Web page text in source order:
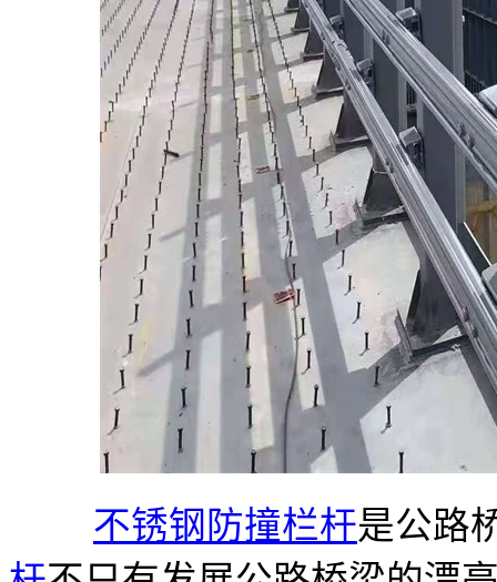
不锈钢防撞栏杆是公路